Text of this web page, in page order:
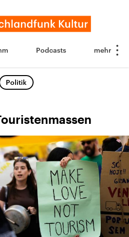
Podcasts
Politik